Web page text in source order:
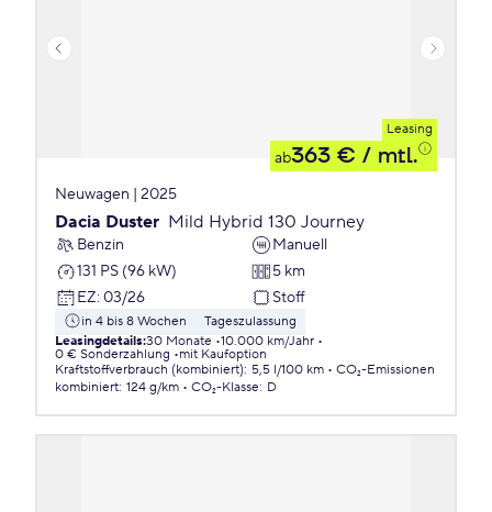
Leasing
ab363 € / mtl.
Neuwagen | 2025
Dacia Duster Mild Hybrid 130 Journey
Benzin
Manuell
131 PS (96 kW)
5 km
EZ: 03/26 Stoff
in 4 bis 8 Wochen
Tageszulassung
Leasingdetails:30 Monate 10.000 km/Jahr
0 € Sonderzahlung
mit Kaufoption
Kraftstoffverbrauch (kombiniert): 5,5 l/100 km
CO₂-Emissionen
kombiniert: 124 g/km CO₂-Klasse: D